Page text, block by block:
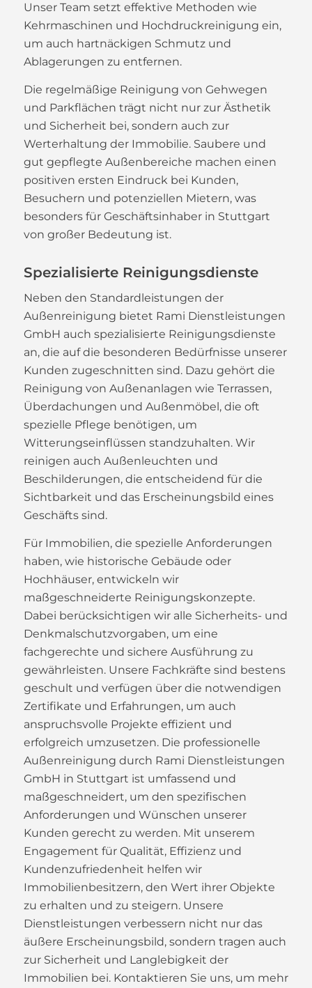
Unser Team setzt effektive Methoden wie
Kehrmaschinen und Hochdruckreinigung ein,
um auch hartnäckigen Schmutz und
Ablagerungen zu entfernen.
Die regelmäßige Reinigung von Gehwegen
und Parkflächen trägt nicht nur zur Ästhetik
und Sicherheit bei, sondern auch zur
Werterhaltung der Immobilie. Saubere und
gut gepflegte Außenbereiche machen einen
positiven ersten Eindruck bei Kunden,
Besuchern und potenziellen Mietern, was
besonders für Geschäftsinhaber in Stuttgart
von großer Bedeutung ist.
Spezialisierte Reinigungsdienste
Neben den Standardleistungen der
Außenreinigung bietet Rami Dienstleistungen
GmbH auch spezialisierte Reinigungsdienste
an, die auf die besonderen Bedürfnisse unserer
Kunden zugeschnitten sind. Dazu gehört die
Reinigung von Außenanlagen wie Terrassen,
Überdachungen und Außenmöbel, die oft
spezielle Pflege benötigen, um
Witterungseinflüssen standzuhalten. Wir
reinigen auch Außenleuchten und
Beschilderungen, die entscheidend für die
Sichtbarkeit und das Erscheinungsbild eines
Geschäfts sind.
Für Immobilien, die spezielle Anforderungen
haben, wie historische Gebäude oder
Hochhäuser, entwickeln wir
maßgeschneiderte Reinigungskonzepte.
Dabei berücksichtigen wir alle Sicherheits- und
Denkmalschutzvorgaben, um eine
fachgerechte und sichere Ausführung zu
gewährleisten. Unsere Fachkräfte sind bestens
geschult und verfügen über die notwendigen
Zertifikate und Erfahrungen, um auch
anspruchsvolle Projekte effizient und
erfolgreich umzusetzen. Die professionelle
Außenreinigung durch Rami Dienstleistungen
GmbH in Stuttgart ist umfassend und
maßgeschneidert, um den spezifischen
Anforderungen und Wünschen unserer
Kunden gerecht zu werden. Mit unserem
Engagement für Qualität, Effizienz und
Kundenzufriedenheit helfen wir
Immobilienbesitzern, den Wert ihrer Objekte
zu erhalten und zu steigern. Unsere
Dienstleistungen verbessern nicht nur das
äußere Erscheinungsbild, sondern tragen auch
zur Sicherheit und Langlebigkeit der
Immobilien bei. Kontaktieren Sie uns, um mehr